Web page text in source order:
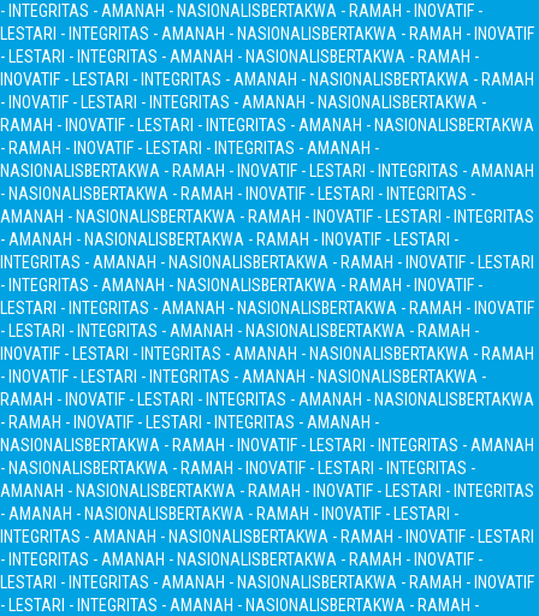
- INTEGRITAS - AMANAH - NASIONALISBERTAKWA - RAMAH - INOVATIF -
LESTARI - INTEGRITAS - AMANAH - NASIONALISBERTAKWA - RAMAH - INOVATIF
- LESTARI - INTEGRITAS - AMANAH - NASIONALISBERTAKWA - RAMAH -
INOVATIF - LESTARI - INTEGRITAS - AMANAH - NASIONALISBERTAKWA - RAMAH
- INOVATIF - LESTARI - INTEGRITAS - AMANAH - NASIONALISBERTAKWA -
RAMAH - INOVATIF - LESTARI - INTEGRITAS - AMANAH - NASIONALISBERTAKWA
- RAMAH - INOVATIF - LESTARI - INTEGRITAS - AMANAH -
NASIONALISBERTAKWA - RAMAH - INOVATIF - LESTARI - INTEGRITAS - AMANAH
- NASIONALISBERTAKWA - RAMAH - INOVATIF - LESTARI - INTEGRITAS -
AMANAH - NASIONALISBERTAKWA - RAMAH - INOVATIF - LESTARI - INTEGRITAS
- AMANAH - NASIONALISBERTAKWA - RAMAH - INOVATIF - LESTARI -
INTEGRITAS - AMANAH - NASIONALISBERTAKWA - RAMAH - INOVATIF - LESTARI
- INTEGRITAS - AMANAH - NASIONALISBERTAKWA - RAMAH - INOVATIF -
LESTARI - INTEGRITAS - AMANAH - NASIONALISBERTAKWA - RAMAH - INOVATIF
- LESTARI - INTEGRITAS - AMANAH - NASIONALISBERTAKWA - RAMAH -
INOVATIF - LESTARI - INTEGRITAS - AMANAH - NASIONALISBERTAKWA - RAMAH
- INOVATIF - LESTARI - INTEGRITAS - AMANAH - NASIONALISBERTAKWA -
RAMAH - INOVATIF - LESTARI - INTEGRITAS - AMANAH - NASIONALISBERTAKWA
- RAMAH - INOVATIF - LESTARI - INTEGRITAS - AMANAH -
NASIONALISBERTAKWA - RAMAH - INOVATIF - LESTARI - INTEGRITAS - AMANAH
- NASIONALISBERTAKWA - RAMAH - INOVATIF - LESTARI - INTEGRITAS -
AMANAH - NASIONALISBERTAKWA - RAMAH - INOVATIF - LESTARI - INTEGRITAS
- AMANAH - NASIONALISBERTAKWA - RAMAH - INOVATIF - LESTARI -
INTEGRITAS - AMANAH - NASIONALISBERTAKWA - RAMAH - INOVATIF - LESTARI
- INTEGRITAS - AMANAH - NASIONALISBERTAKWA - RAMAH - INOVATIF -
LESTARI - INTEGRITAS - AMANAH - NASIONALISBERTAKWA - RAMAH - INOVATIF
- LESTARI - INTEGRITAS - AMANAH - NASIONALISBERTAKWA - RAMAH -